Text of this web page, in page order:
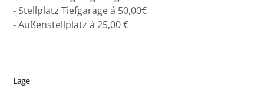
- Stellplatz Tiefgarage á 50,00€
- Außenstellplatz á 25,00 €
Lage